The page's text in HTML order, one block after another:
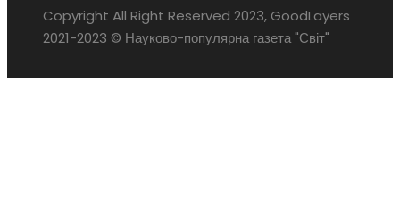
Copyright All Right Reserved 2023, GoodLayers
2021-2023 © Науково-популярна газета "Світ"